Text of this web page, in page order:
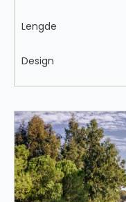
Lengde
Design